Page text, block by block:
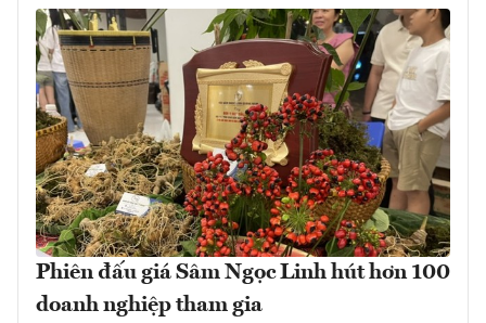
Phiên đấu giá Sâm Ngọc Linh hút hơn 100
doanh nghiệp tham gia